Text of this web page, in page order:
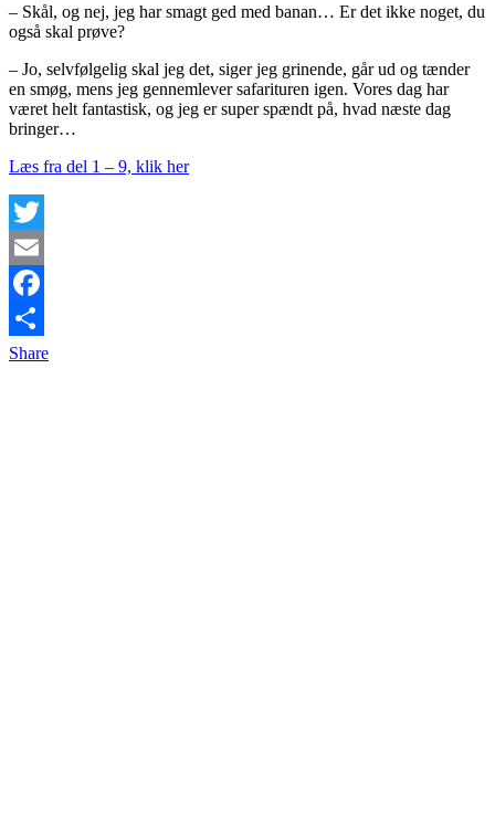
– Skål, og nej, jeg har smagt ged med banan… Er det ikke noget, du
også skal prøve?
– Jo, selvfølgelig skal jeg det, siger jeg grinende, går ud og tænder
en smøg, mens jeg gennemlever safarituren igen. Vores dag har
været helt fantastisk, og jeg er super spændt på, hvad næste dag
bringer…
Læs fra del 1 – 9, klik her
Twitter
Email
Facebook
Share